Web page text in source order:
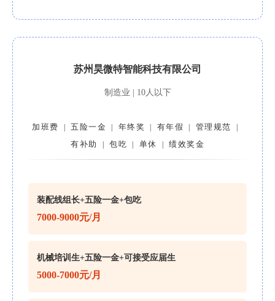
苏州昊微特智能科技有限公司
制造业 | 10人以下
加班费 五险一金 年终奖 有年假 管理规范
有补助 包吃 单休 绩效奖金
装配线组长+五险一金+包吃
7000-9000元/月
机械培训生+五险一金+可接受应届生
5000-7000元/月